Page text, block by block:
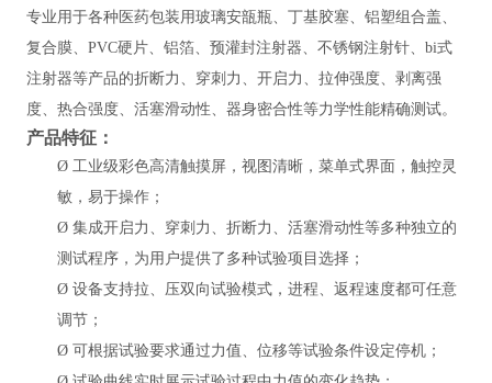
专业用于各种医药包装用玻璃安瓿瓶、丁基胶塞、铝塑组合盖、
复合膜、 PVC硬片、铝箔、预灌封注射器、不锈钢注射针、bi式
注射器等产品的折断力、穿刺力、开启力、拉伸强度、剥离强
度、热合强度、活塞滑动性、器身密合性等力学性能精确测试。
产品特征：
Ø 工业级彩色高清触摸屏，视图清晰，菜单式界面，触控灵
敏，易于操作；
Ø 集成开启力、穿刺力、折断力、活塞滑动性等多种独立的
测试程序，为用户提供了多种试验项目选择；
Ø 设备支持拉、压双向试验模式，进程、返程速度都可任意
调节；
Ø 可根据试验要求通过力值、位移等试验条件设定停机；